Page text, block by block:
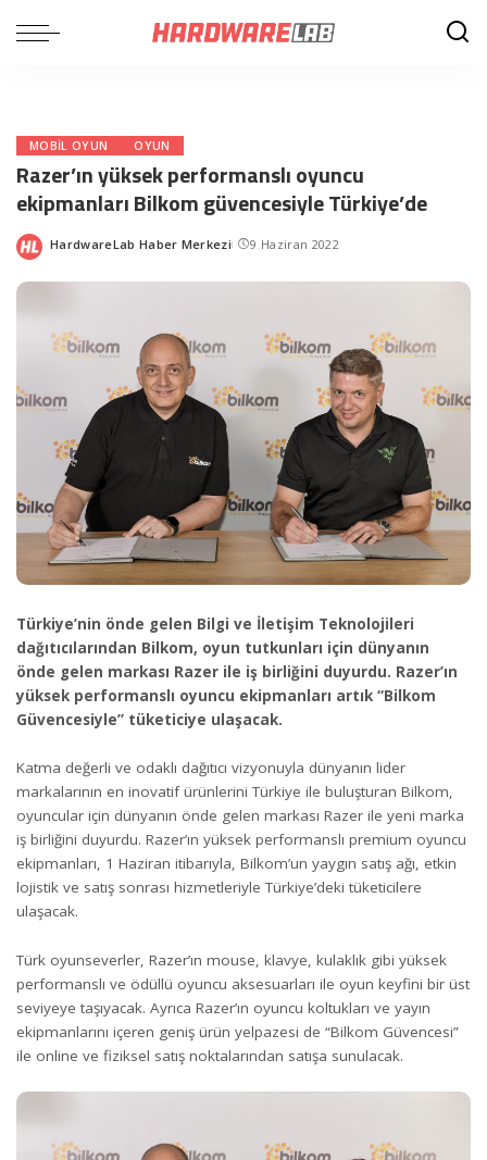
MOBIL OYUN OYUN
Razer’ın yüksek performanslı oyuncu
ekipmanları Bilkom güvencesiyle Türkiye’de
Posted
HardwareLab Haber Merkezi 9 Haziran 2022
Türkiye’nin önde gelen Bilgi ve İletişim Teknolojileri
dağıtıcılarından Bilkom, oyun tutkunları için dünyanın
önde gelen markası Razer ile iş birliğini duyurdu. Razer’ın
yüksek performanslı oyuncu ekipmanları artık “Bilkom
Güvencesiyle” tüketiciye ulaşacak.
Katma değerli ve odaklı dağıtıcı vizyonuyla dünyanın lider
markalarının en inovatif ürünlerini Türkiye ile buluşturan Bilkom,
oyuncular için dünyanın önde gelen markası Razer ile yeni marka
iş birliğini duyurdu. Razer’ın yüksek performanslı premium oyuncu
ekipmanları, 1 Haziran itibarıyla, Bilkom’un yaygın satış ağı, etkin
lojistik ve satış sonrası hizmetleriyle Türkiye’deki tüketicilere
ulaşacak.
Türk oyunseverler, Razer’ın mouse, klavye, kulaklık gibi yüksek
performanslı ve ödüllü oyuncu aksesuarları ile oyun keyfini bir üst
seviyeye taşıyacak. Ayrıca Razer’ın oyuncu koltukları ve yayın
ekipmanlarını içeren geniş ürün yelpazesi de “Bilkom Güvencesi”
ile online ve fiziksel satış noktalarından satışa sunulacak.